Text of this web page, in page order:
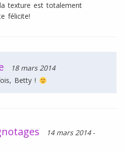
texture est totalement
félicite!
18 mars 2014
Betty !
14 mars 2014 -